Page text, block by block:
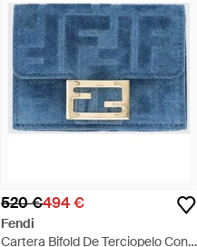
520 €494 €
Fendi
Cartera Bifold De Terciopelo Con